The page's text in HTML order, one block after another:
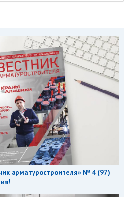
арматуростроителя» № 4 (97)